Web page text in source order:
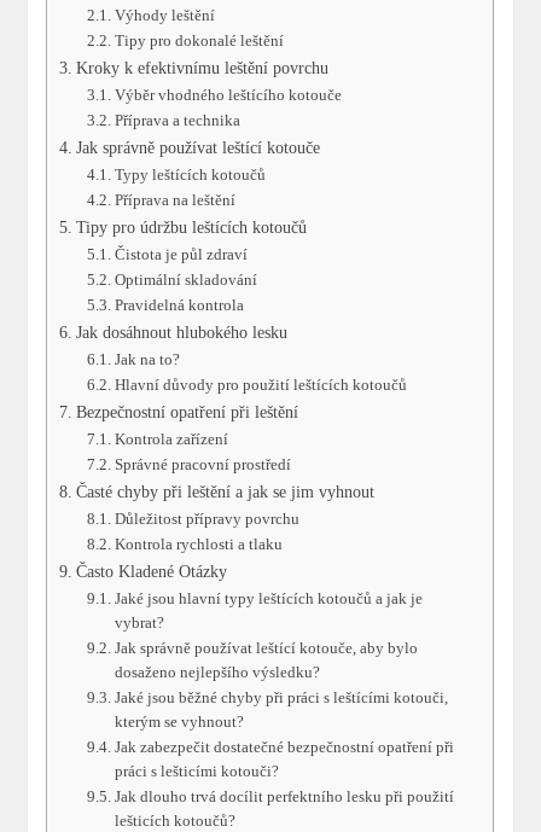
Výhody leštění
Tipy pro dokonalé leštění
Kroky k efektivnímu leštění povrchu
Výběr vhodného leštícího kotouče
Příprava a technika
Jak správně používat leštící kotouče
Typy leštících kotoučů
Příprava na leštění
Tipy pro údržbu leštících kotoučů
Čistota je půl zdraví
Optimální skladování
Pravidelná kontrola
Jak dosáhnout hlubokého lesku
Jak na to?
Hlavní důvody pro použití leštících kotoučů
Bezpečnostní opatření při leštění
Kontrola zařízení
Správné pracovní prostředí
Časté chyby při leštění a jak se jim vyhnout
Důležitost přípravy povrchu
Kontrola rychlosti a tlaku
Často Kladené Otázky
Jaké jsou hlavní typy leštících kotoučů a jak je
vybrat?
Jak správně používat leštící kotouče, aby bylo
dosaženo nejlepšího výsledku?
Jaké jsou běžné chyby při práci s leštícími kotouči,
kterým se vyhnout?
Jak zabezpečit dostatečné bezpečnostní opatření při
práci s lešticími kotouči?
Jak dlouho trvá docílit perfektního lesku při použití
lešticích kotoučů?